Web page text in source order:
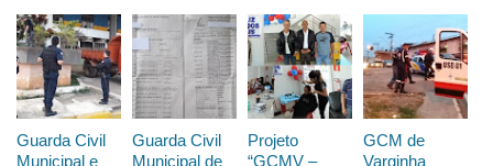
Guarda Civil
Municipal e
Guarda Civil
Municipal de
Projeto
“GCMV –
GCM de
Varginha